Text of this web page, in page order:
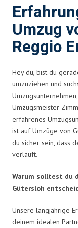
Umzug
Reggio
Hey du, bist du
umzuziehen und
Umzugsmeister
erfahrenes
ist auf Umzüge von
du sicher sein, dass
verläuft.
Warum solltest du
Gütersloh
Unsere langjährige
deinem idealen